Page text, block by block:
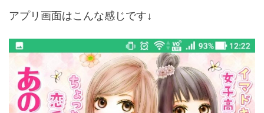
アプリ画面はこんな感じです↓